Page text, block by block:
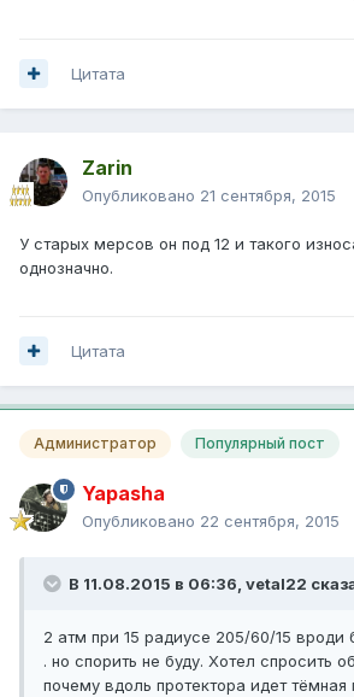
Цитата
Zarin
Опубликовано 21 сентября, 2015
У старых мерсов он под 12 и такого
однозначно.
Цитата
Администратор Популярный пост
Yapasha
Опубликовано 22 сентября, 2015
В 11.08.2015 в 06:36, vetal22
2 атм при 15 радиусе 205/60/15 вроди
. но спорить не буду. Хотел спросить
почему вдоль протектора идет тёмная